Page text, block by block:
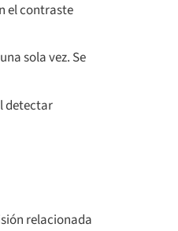
el contraste
sola vez. Se
detectar
relacionada